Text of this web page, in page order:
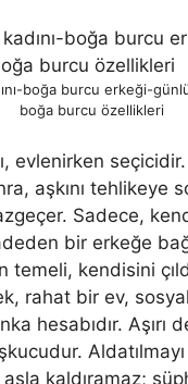
boğa burcu erkeği-
boğa burcu özellikleri
evlenirken
aş­kını tehlikeye
Sadece,
bir erkeğe
te­meli, kendisini
rahat bir ev, sosyal
hesabıdır. Aşırı
kaldıramaz;